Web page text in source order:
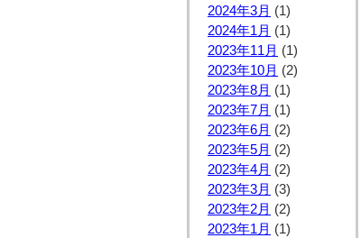
2024年3月 (1)
2024年1月 (1)
2023年11月 (1)
2023年10月 (2)
2023年8月 (1)
2023年7月 (1)
2023年6月 (2)
2023年5月 (2)
2023年4月 (2)
2023年3月 (3)
2023年2月 (2)
2023年1月 (1)